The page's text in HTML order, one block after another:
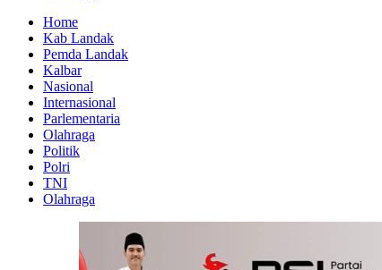
Home
Kab Landak
Pemda Landak
Kalbar
Nasional
Internasional
Parlementaria
Olahraga
Politik
Polri
TNI
Olahraga